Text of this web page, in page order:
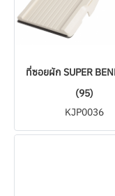
ที่ซอยผัก SUPER
(95)
KJP0036